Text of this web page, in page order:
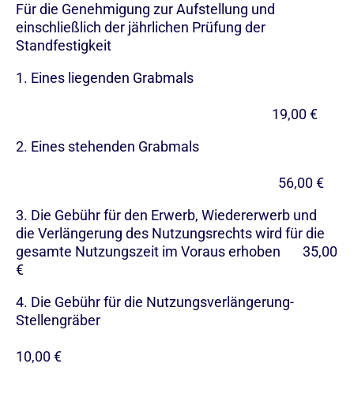
Für die Genehmigung zur Aufstellung und
einschließlich der jährlichen Prüfung der
Standfestigkeit
1. Eines liegenden Grabmals
19,00 €
2. Eines stehenden Grabmals
56,00 €
3. Die Gebühr für den Erwerb, Wiedererwerb und
die Verlängerung des Nutzungsrechts wird für die
gesamte Nutzungszeit im Voraus erhoben 35,00
€
4. Die Gebühr für die Nutzungsverlängerung-
Stellengräber
10,00 €